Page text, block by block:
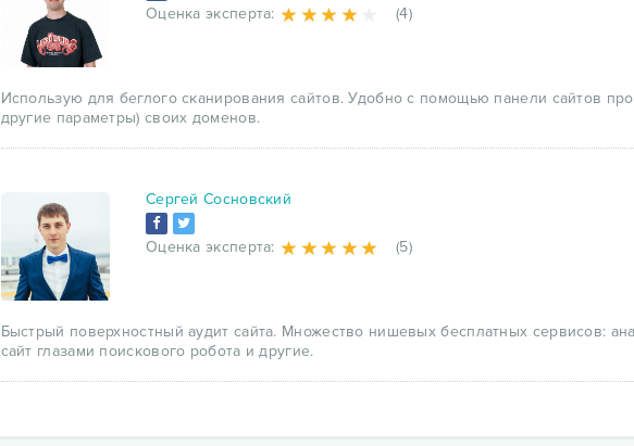
Анализ контента — определение релевантности, плотности и др.
Проверка состояния сайта — проверка доступности сайта, трейс, пинг.
Сайт глазами поиcкового робота — как выглядит сайт глазами поискового робота.
Проверка скорости интернета — узнайте свою реальную скорость интернета.
Проверка текста на уникальность - проверьте уникальность своих текстов на
Оценка эксперта: (4)
Использую для беглого сканирования сайтов. Удобно c помощью панели сайтов
другие параметры) своих доменов.
Сергей Сосновский
Оценка эксперта: (5)
Быстрый поверхностный аудит сайта. Множество нишевых бесплатных сервисов:
сайт глазами поискового робота и другие.